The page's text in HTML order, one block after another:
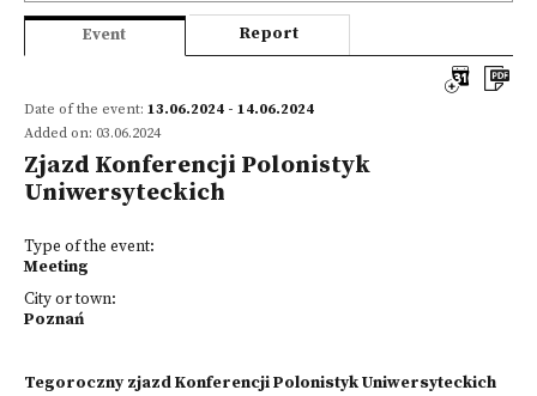
Event Report
Date of the event: 13.06.2024 - 14.06.2024
Added on: 03.06.2024
Zjazd Konferencji Polonistyk
Uniwersyteckich
Type of the event:
Meeting
City or town:
Poznań
Tegoroczny zjazd Konferencji Polonistyk Uniwersyteckich